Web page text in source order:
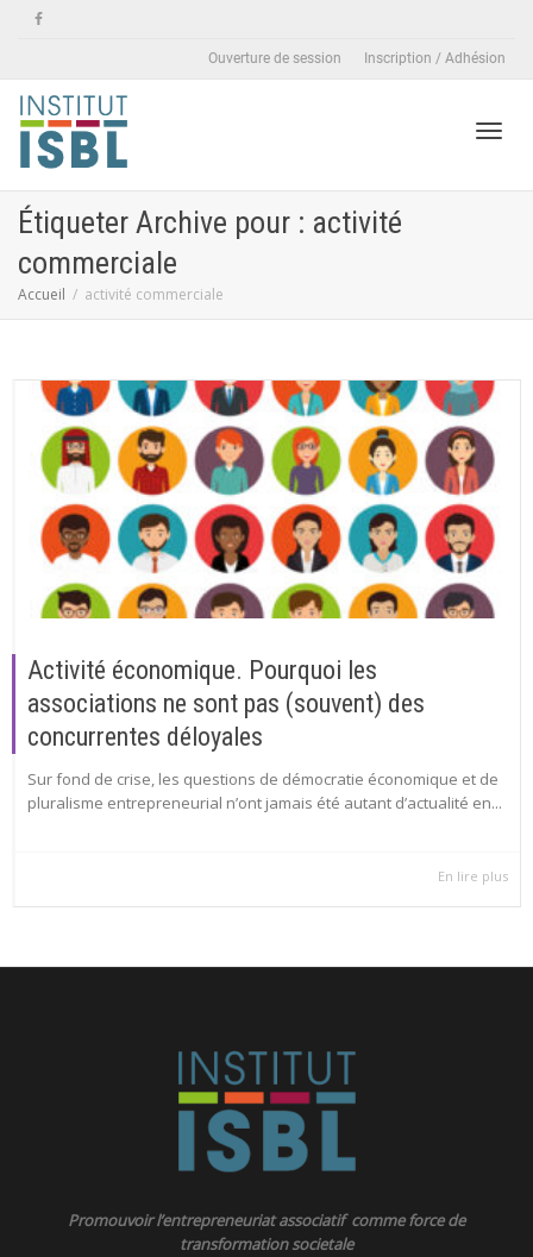
Ouverture de session Inscription / Adhésion
Étiqueter Archive pour : activité
commerciale
Accueil activité commerciale
Activité économique. Pourquoi les
associations ne sont pas (souvent) des
concurrentes déloyales
Sur fond de crise, les questions de démocratie économique et de
pluralisme entrepreneurial n’ont jamais été autant d’actualité en...
En lire plus
Promouvoir l’entrepreneuriat associatif comme force de
transformation societale